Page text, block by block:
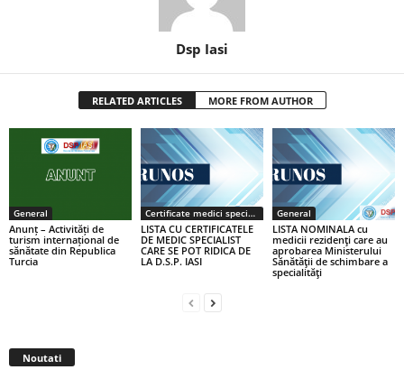
Dsp Iasi
RELATED ARTICLES MORE FROM AUTHOR
General
Anunț – Activități de
turism internațional de
sănătate din Republica
Turcia
Certificate medici specialiști / primari
LISTA CU CERTIFICATELE
DE MEDIC SPECIALIST
CARE SE POT RIDICA DE
LA D.S.P. IASI
General
LISTA NOMINALA cu
medicii rezidenţi care au
aprobarea Ministerului
Sănătăţii de schimbare a
specialităţi
Noutati